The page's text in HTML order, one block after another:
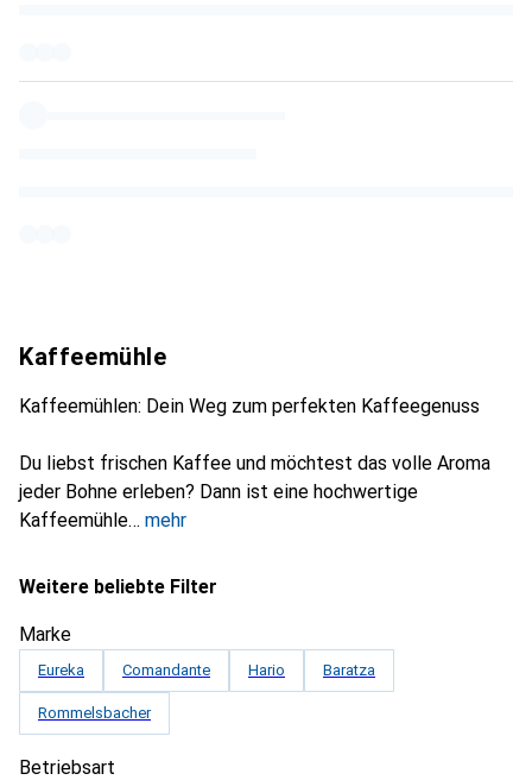
Kaffeemühle
Kaffeemühlen: Dein Weg zum perfekten Kaffeegenuss
Du liebst frischen Kaffee und möchtest das volle Aroma
jeder Bohne erleben? Dann ist eine hochwertige
Kaffeemühle
mehr
Weitere beliebte Filter
Marke
Eureka Comandante Hario Baratza
Rommelsbacher
Betriebsart